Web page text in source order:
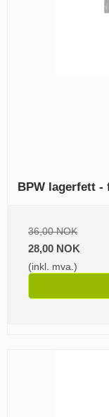
BPW lagerfett
36,00 NOK
28,00 NOK
(inkl. mva.)